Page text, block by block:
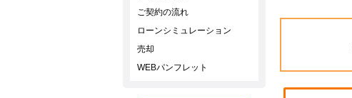
ご契約の流れ
ローンシミュレーション
売却
WEBパンフレット